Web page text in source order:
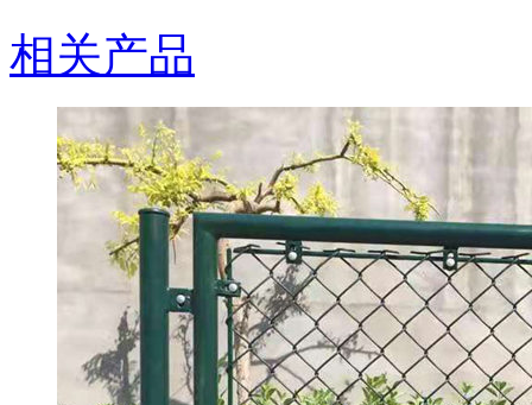
相关产品